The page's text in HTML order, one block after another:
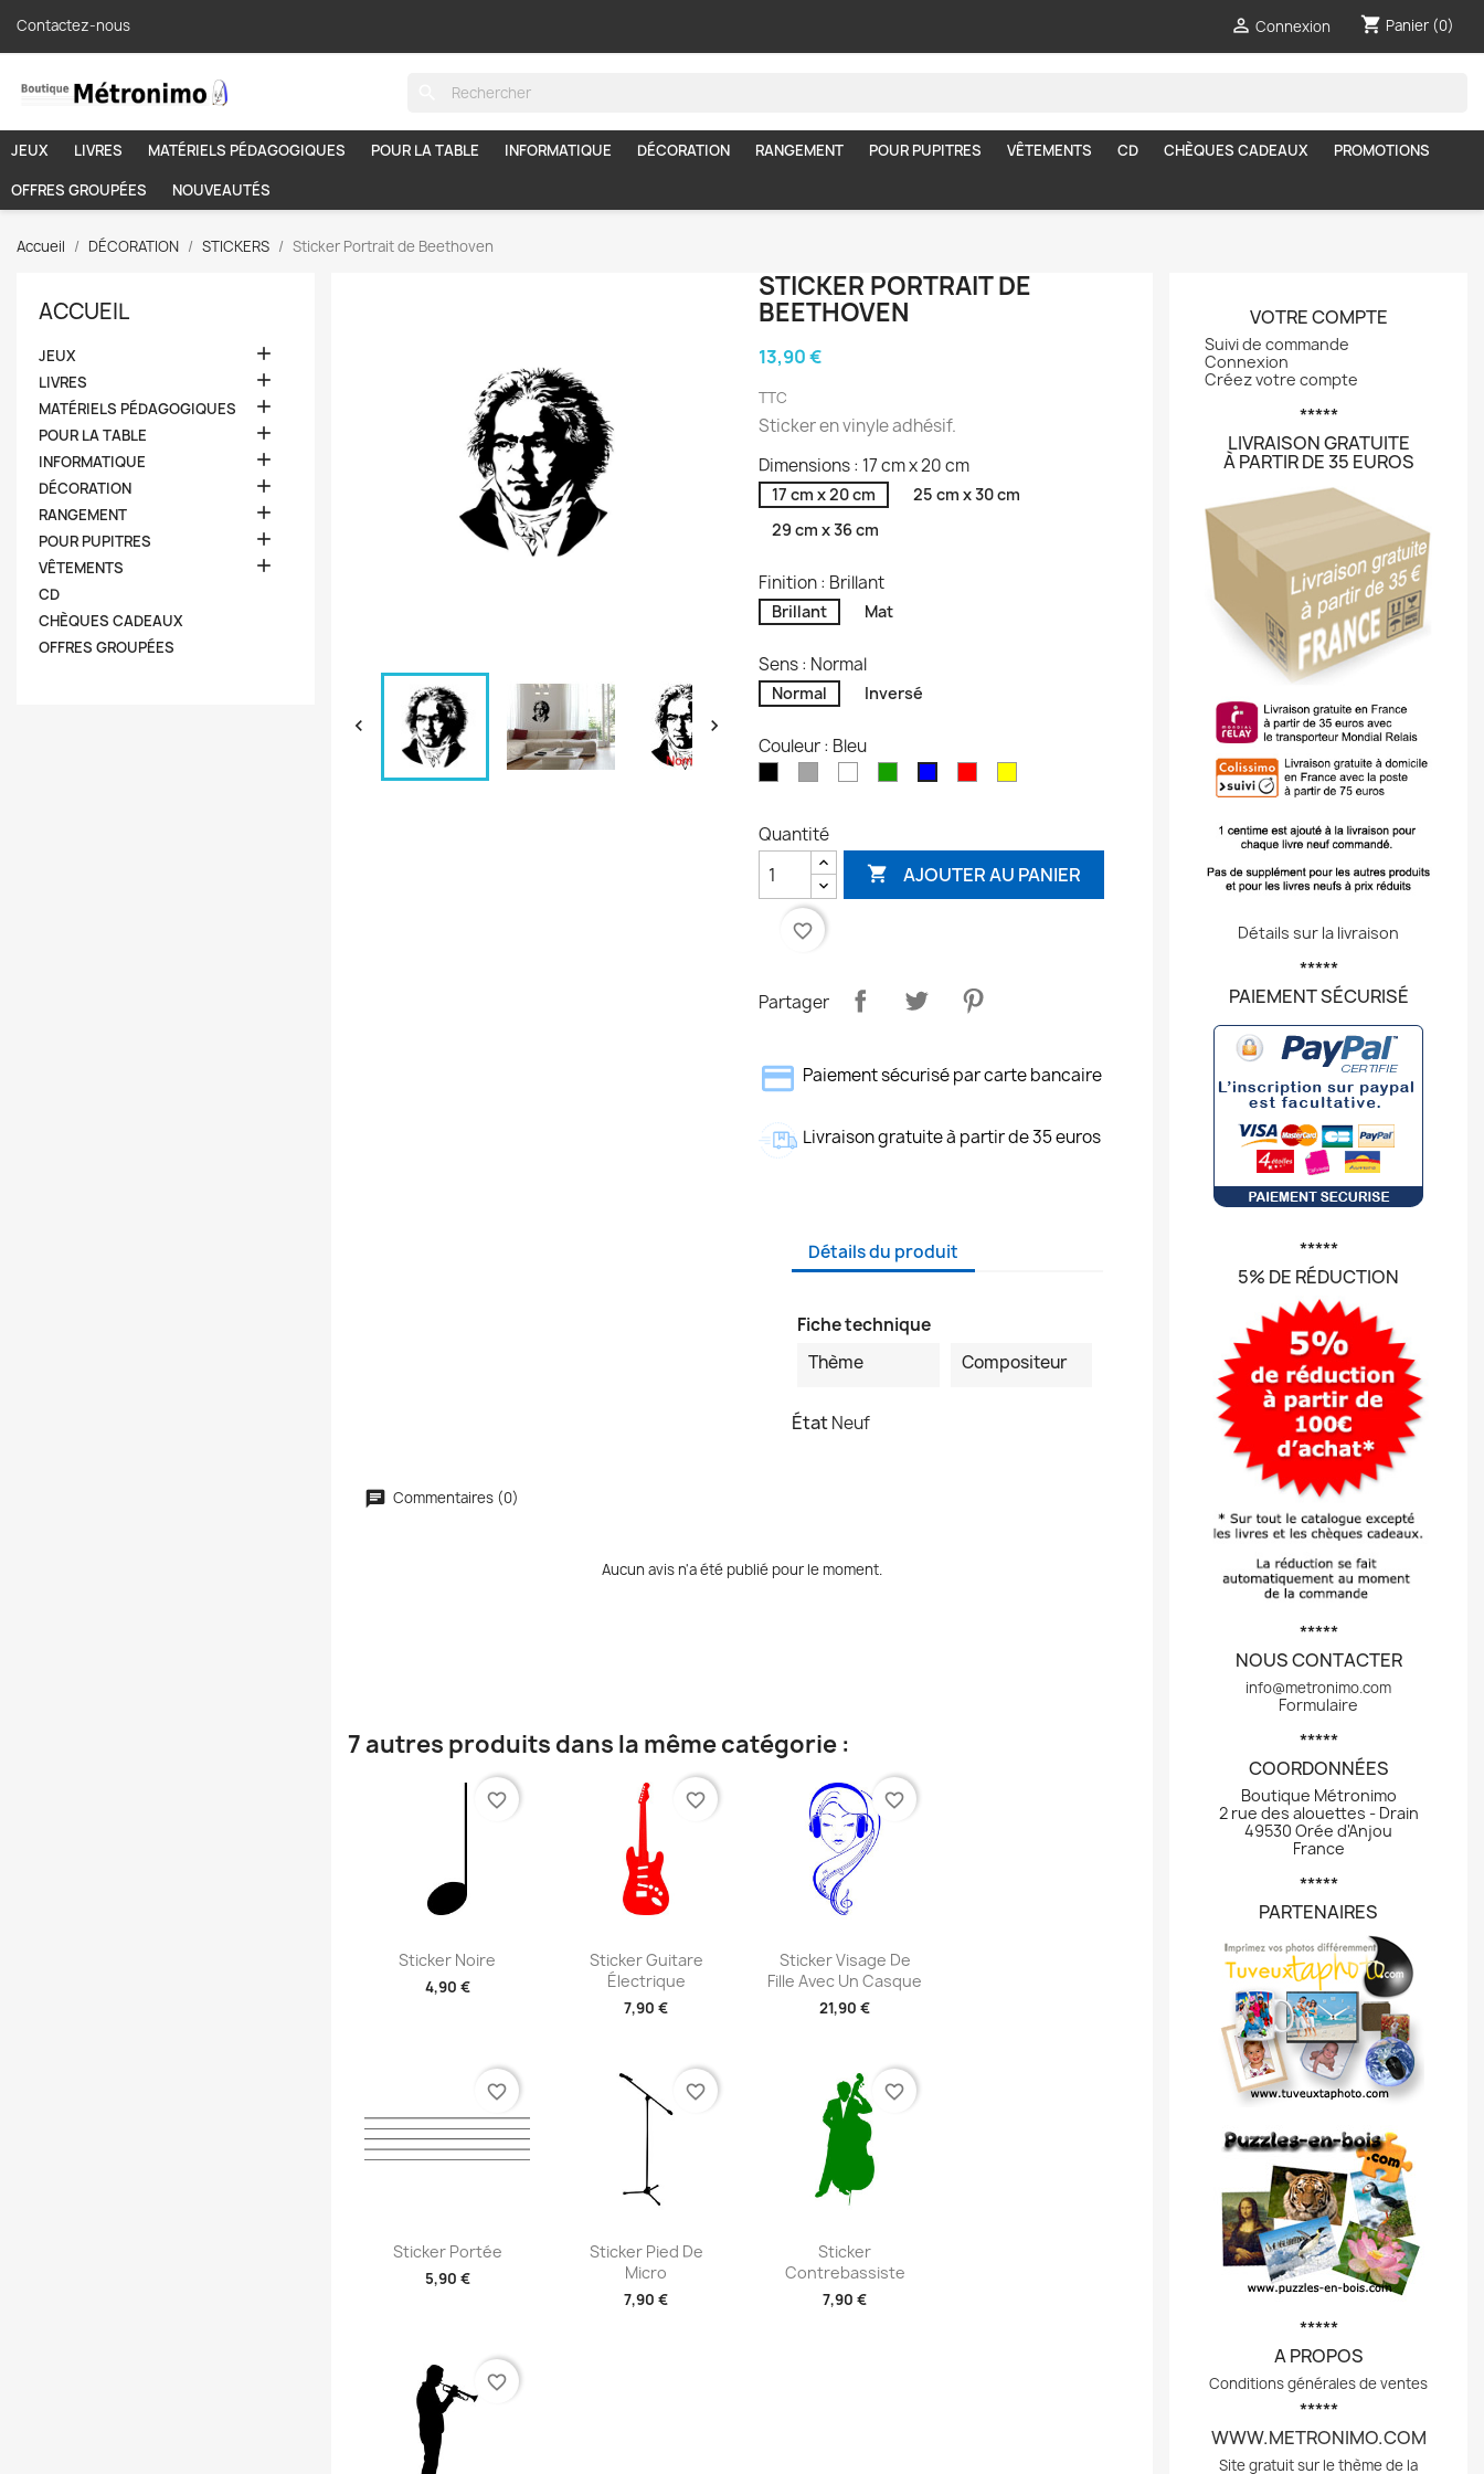
Contactez-nous  Connexion shopping_cart Panier (0)
JEUX LIVRES MATÉRIELS PÉDAGOGIQUES POUR LA TABLE INFORMATIQUE DÉCORATION RANGEMENT POUR PUPITRES VÊTEMENTS CD CHÈQUES CADEAUX
PROMOTIONS
OFFRES GROUPÉES
NOUVEAUTÉS
Accueil DÉCORATION STICKERS Sticker Portrait de Beethoven
ACCUEIL
JEUX 
LIVRES 
MATÉRIELS PÉDAGOGIQUES 
POUR LA TABLE 
INFORMATIQUE 
DÉCORATION 
RANGEMENT 
POUR PUPITRES 
VÊTEMENTS 
CD
CHÈQUES CADEAUX
OFFRES GROUPÉES
 
STICKER PORTRAIT DE
BEETHOVEN
13,90 €
TTC
Sticker en vinyle adhésif.
Dimensions : 17 cm x 20 cm
17 cm x 20 cm
25 cm x 30 cm
29 cm x 36 cm
Finition : Brillant
Brillant Mat
Sens : Normal
Normal Inversé
Couleur : Bleu
Noir Gris BlancVert Bleu RougeJaune
Quantité
 AJOUTER AU PANIER
favorite_border
Partager
Paiement sécurisé par carte bancaire
Livraison gratuite à partir de 35 euros
Détails du produit
Fiche technique
Thème
Compositeur
ÉtatNeuf
Commentaires (0)
Aucun avis n'a été publié pour le moment.
7 autres produits dans la même catégorie :
Aperçu rapide
Sticker Noire
4,90 €
favorite_border
Aperçu rapide
+2
Sticker Guitare
Électrique
7,90 €
favorite_border
Aperçu rapide
+2
Sticker Visage De
Fille Avec Un Casque
21,90 €
favorite_border
Aperçu rapide
Sticker Portée
5,90 €
favorite_border
Aperçu rapide
+2
Sticker Pied De
Micro
7,90 €
favorite_border
Aperçu rapide
+2
Sticker
Contrebassiste
7,90 €
favorite_border
favorite_border
VOTRE COMPTE
Suivi de commande
Connexion
Créez votre compte
*****
LIVRAISON GRATUITE
À PARTIR DE 35 EUROS
Détails sur la livraison
*****
PAIEMENT SÉCURISÉ
*****
5% DE RÉDUCTION
*****
NOUS CONTACTER
info@metronimo.com
Formulaire
*****
COORDONNÉES
Boutique Métronimo
2 rue des alouettes - Drain
49530 Orée d'Anjou
France
*****
PARTENAIRES
*****
A PROPOS
Conditions générales de ventes
*****
WWW.METRONIMO.COM
Site gratuit sur le thème de la